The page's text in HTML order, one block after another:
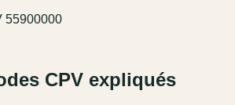
55900000
CPV expliqués